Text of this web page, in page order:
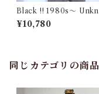
Black !! 1980s〜
PURDUE College
eat Shirt / Made in
¥10,780
同じカテゴリの商品